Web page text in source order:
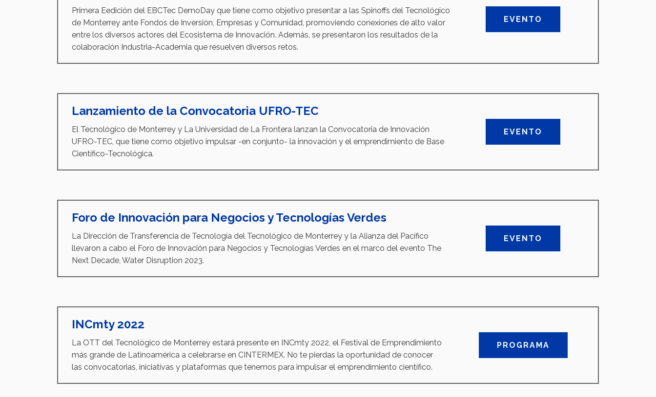
Primera Eedición del EBCTec DemoDay que tiene como objetivo presentar a las Spinoffs del Tecnológico
de Monterrey ante Fondos de Inversión, Empresas y Comunidad, promoviendo conexiones de alto valor
entre los diversos actores del Ecosistema de Innovación. Además, se presentaron los resultados de la
colaboración Industria-Academia que resuelven diversos retos.
EVENTO
Lanzamiento de la Convocatoria UFRO-TEC
El Tecnológico de Monterrey y La Universidad de La Frontera lanzan la Convocatoria de Innovación
UFRO-TEC, que tiene como objetivo impulsar -en conjunto- la innovación y el emprendimiento de Base
Científico-Tecnológica.
EVENTO
Foro de Innovación para Negocios y Tecnologías Verdes
La Dirección de Transferencia de Tecnología del Tecnológico de Monterrey y la Alianza del Pacífico
llevaron a cabo el Foro de Innovación para Negocios y Tecnologías Verdes en el marco del evento The
Next Decade, Water Disruption 2023.
EVENTO
INCmty 2022
La OTT del Tecnológico de Monterrey estará presente en INCmty 2022, el Festival de Emprendimiento
más grande de Latinoamérica a celebrarse en CINTERMEX. No te pierdas la oportunidad de conocer
las convocatorias, iniciativas y plataformas que tenemos para impulsar el emprendimiento científico.
PROGRAMA